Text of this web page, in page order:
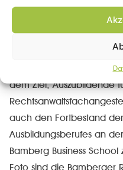
Jahr und auf
Geschäftsführer der
Herrn Rainer Riegler, am
Bamberg auf der
dem Ziel, Auszubildende
auch den Fortbestand
Ausbildungsberufes an
Bamberg Business
Foto sind die Bamberger